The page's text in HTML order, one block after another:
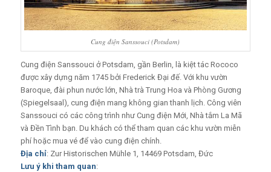
Cung điện Sanssouci (Potsdam)
Cung điện Sanssouci ở Potsdam, gần Berlin, là kiệt tác Rococo
được xây dựng năm 1745 bởi Frederick Đại đế. Với khu vườn
Baroque, đài phun nước lớn, Nhà trà Trung Hoa và Phòng Gương
(Spiegelsaal), cung điện mang không gian thanh lịch. Công viên
Sanssouci có các công trình như Cung điện Mới, Nhà tắm La Mã
và Đền Tình bạn. Du khách có thể tham quan các khu vườn miễn
phí hoặc mua vé để vào cung điện chính.
Địa chỉ: Zur Historischen Mühle 1, 14469 Potsdam, Đức
Lưu ý khi tham quan: